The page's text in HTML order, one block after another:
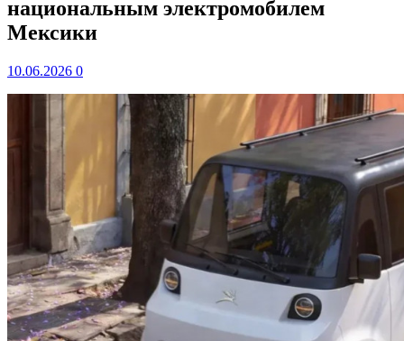
национальным электромобилем
Мексики
10.06.2026 0